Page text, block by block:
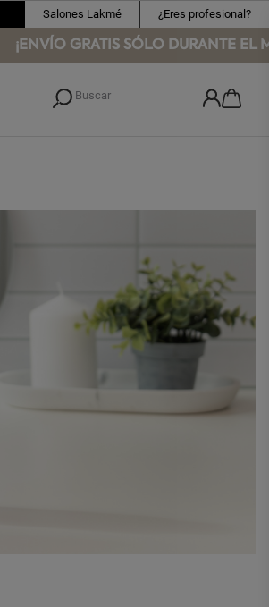
¡ENVÍO GRATIS SÓLO DURANTE EL
Salones Lakmé ¿Eres profesional?